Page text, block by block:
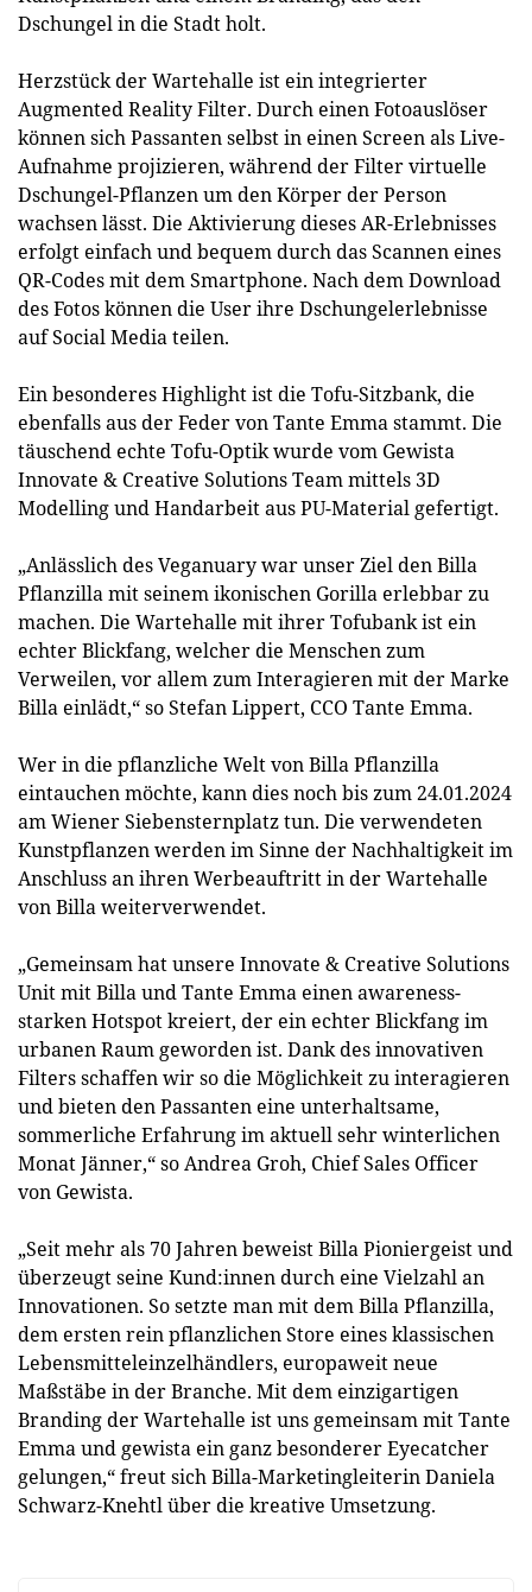
Dschungel in die Stadt holt.
Herzstück der Wartehalle ist ein integrierter
Augmented Reality Filter. Durch einen Fotoauslöser
können sich Passanten selbst in einen Screen als Live-
Aufnahme projizieren, während der Filter virtuelle
Dschungel-Pflanzen um den Körper der Person
wachsen lässt. Die Aktivierung dieses AR-Erlebnisses
erfolgt einfach und bequem durch das Scannen eines
QR-Codes mit dem Smartphone. Nach dem Download
des Fotos können die User ihre Dschungelerlebnisse
auf Social Media teilen.
Ein besonderes Highlight ist die Tofu-Sitzbank, die
ebenfalls aus der Feder von Tante Emma stammt. Die
täuschend echte Tofu-Optik wurde vom Gewista
Innovate & Creative Solutions Team mittels 3D
Modelling und Handarbeit aus PU-Material gefertigt.
„Anlässlich des Veganuary war unser Ziel den Billa
Pflanzilla mit seinem ikonischen Gorilla erlebbar zu
machen. Die Wartehalle mit ihrer Tofubank ist ein
echter Blickfang, welcher die Menschen zum
Verweilen, vor allem zum Interagieren mit der Marke
Billa einlädt,“ so Stefan Lippert, CCO Tante Emma.
Wer in die pflanzliche Welt von Billa Pflanzilla
eintauchen möchte, kann dies noch bis zum 24.01.2024
am Wiener Siebensternplatz tun. Die verwendeten
Kunstpflanzen werden im Sinne der Nachhaltigkeit im
Anschluss an ihren Werbeauftritt in der Wartehalle
von Billa weiterverwendet.
„Gemeinsam hat unsere Innovate & Creative Solutions
Unit mit Billa und Tante Emma einen awareness-
starken Hotspot kreiert, der ein echter Blickfang im
urbanen Raum geworden ist. Dank des innovativen
Filters schaffen wir so die Möglichkeit zu interagieren
und bieten den Passanten eine unterhaltsame,
sommerliche Erfahrung im aktuell sehr winterlichen
Monat Jänner,“ so Andrea Groh, Chief Sales Officer
von Gewista.
„Seit mehr als 70 Jahren beweist Billa Pioniergeist und
überzeugt seine Kund:innen durch eine Vielzahl an
Innovationen. So setzte man mit dem Billa Pflanzilla,
dem ersten rein pflanzlichen Store eines klassischen
Lebensmitteleinzelhändlers, europaweit neue
Maßstäbe in der Branche. Mit dem einzigartigen
Branding der Wartehalle ist uns gemeinsam mit Tante
Emma und gewista ein ganz besonderer Eyecatcher
gelungen,“ freut sich Billa-Marketingleiterin Daniela
Schwarz-Knehtl über die kreative Umsetzung.